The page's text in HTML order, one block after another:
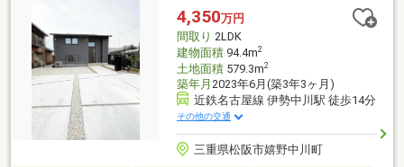
チンですので家事の負担も軽減してくれます◎＊IHなので火を使
わず安心・安全！小さなお子様のいるご家庭にオススメです。■
学校■ 港小学校・鎌田中学校
4,350万円
間取り 2LDK
建物面積94.4m2
土地面積579.3m2
築年月 2023年6月(築3年3ヶ月)
近鉄名古屋線 伊勢中川駅 徒歩14分
その他の交通
三重県松阪市嬉野中川町